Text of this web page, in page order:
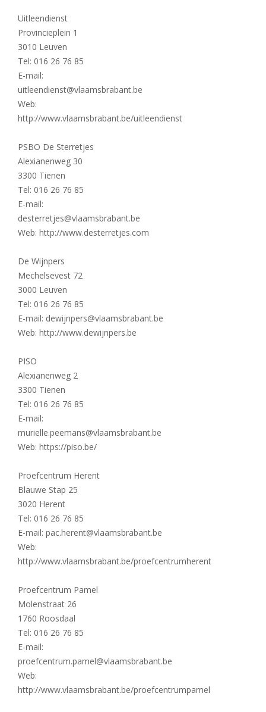
Uitleendienst
Provincieplein 1
3010 Leuven
Tel: 016 26 76 85
E-mail:
uitleendienst@vlaamsbrabant.be
Web:
http://www.vlaamsbrabant.be/uitleendienst
PSBO De Sterretjes
Alexianenweg 30
3300 Tienen
Tel: 016 26 76 85
E-mail:
desterretjes@vlaamsbrabant.be
Web: http://www.desterretjes.com
De Wijnpers
Mechelsevest 72
3000 Leuven
Tel: 016 26 76 85
E-mail: dewijnpers@vlaamsbrabant.be
Web: http://www.dewijnpers.be
PISO
Alexianenweg 2
3300 Tienen
Tel: 016 26 76 85
E-mail:
murielle.peemans@vlaamsbrabant.be
Web: https://piso.be/
Proefcentrum Herent
Blauwe Stap 25
3020 Herent
Tel: 016 26 76 85
E-mail: pac.herent@vlaamsbrabant.be
Web:
http://www.vlaamsbrabant.be/proefcentrumherent
Proefcentrum Pamel
Molenstraat 26
1760 Roosdaal
Tel: 016 26 76 85
E-mail:
proefcentrum.pamel@vlaamsbrabant.be
Web:
http://www.vlaamsbrabant.be/proefcentrumpamel